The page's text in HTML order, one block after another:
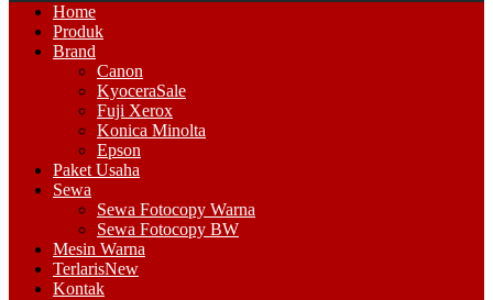
Primary
Menu
Home
Produk
Brand
Canon
KyoceraSale
Fuji Xerox
Konica Minolta
Epson
Paket Usaha
Sewa
Sewa Fotocopy Warna
Sewa Fotocopy BW
Mesin Warna
TerlarisNew
Kontak